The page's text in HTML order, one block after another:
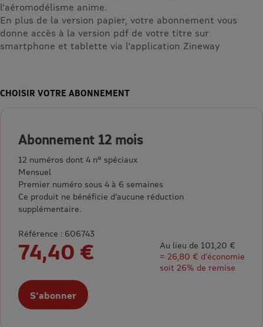
l'aéromodélisme anime.
En plus de la version papier, votre abonnement vous
donne accès à la version pdf de votre titre sur
smartphone et tablette via l'application Zineway
CHOISIR VOTRE ABONNEMENT
Abonnement 12 mois
12 numéros dont 4 n° spéciaux
Mensuel
Premier numéro sous 4 à 6 semaines
Ce produit ne bénéficie d’aucune réduction
supplémentaire.
Référence : 606743
74,40 €
Au lieu de 101,20 €
= 26,80 € d’économie
soit 26% de remise
S'abonner